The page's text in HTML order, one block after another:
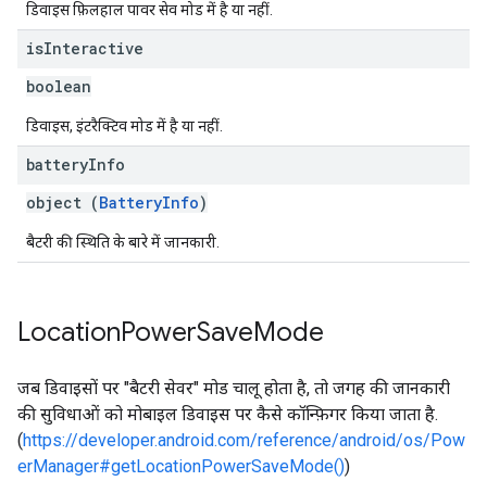
डिवाइस फ़िलहाल पावर सेव मोड में है या नहीं.
isInteractive
boolean
डिवाइस, इंटरैक्टिव मोड में है या नहीं.
batteryInfo
object (BatteryInfo)
बैटरी की स्थिति के बारे में जानकारी.
LocationPowerSaveMode
जब डिवाइसों पर "बैटरी सेवर" मोड चालू होता है, तो जगह की जानकारी
की सुविधाओं को मोबाइल डिवाइस पर कैसे कॉन्फ़िगर किया जाता है.
(https://developer.android.com/reference/android/os/Pow
erManager#getLocationPowerSaveMode())